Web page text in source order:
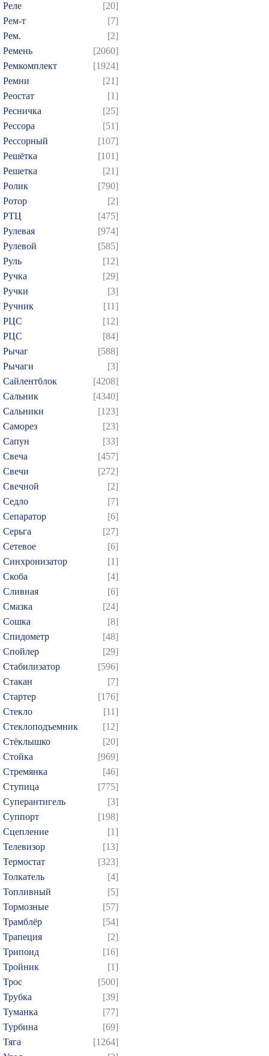
Реле
[20]
Рем-т
[7]
Рем.
[2]
Ремень
[2060]
Ремкомплект
[1924]
Ремни
[21]
Реостат
[1]
Ресничка
[25]
Рессора
[51]
Рессорный
[107]
Решётка
[101]
Решетка
[21]
Ролик
[790]
Ротор
[2]
РТЦ
[475]
Рулевая
[974]
Рулевой
[585]
Руль
[12]
Ручка
[29]
Ручки
[3]
Ручник
[11]
РЦC
[12]
РЦС
[84]
Рычаг
[588]
Рычаги
[3]
Сайлентблок
[4208]
Сальник
[4340]
Сальники
[123]
Саморез
[23]
Сапун
[33]
Свеча
[457]
Свечи
[272]
Свечной
[2]
Седло
[7]
Сепаратор
[6]
Серьга
[27]
Сетевое
[6]
Синхронизатор
[1]
Скоба
[4]
Сливная
[6]
Смазка
[24]
Сошка
[8]
Спидометр
[48]
Спойлер
[29]
Стабилизатор
[596]
Стакан
[7]
Стартер
[176]
Стекло
[11]
Стеклоподъемник
[12]
Стёклышко
[20]
Стойка
[969]
Стремянка
[46]
Ступица
[775]
Суперантигель
[3]
Суппорт
[198]
Сцепление
[1]
Телевизор
[13]
Термостат
[323]
Толкатель
[4]
Топливный
[5]
Тормозные
[57]
Трамблёр
[54]
Трапеция
[2]
Трипоид
[16]
Тройник
[1]
Трос
[500]
Трубка
[39]
Туманка
[77]
Турбина
[69]
Тяга
[1264]